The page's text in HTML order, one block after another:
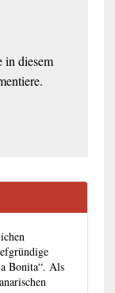
in diesem
Bonita“. Als